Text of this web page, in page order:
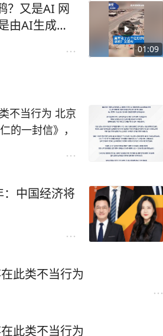
01:09
？又是AI 网
由AI生成
不当行为 北京
的一封信》，
，韩国足协被
世界杯、奥运
等10多人安排
数十万韩元，
应称：“该事
此无法准确
我们已制定并
：中国经济将
此类不当行为
此类不当行为